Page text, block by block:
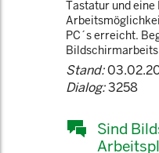
Tastatur und eine
PC´s erreicht.
Stand:
Dialog:3258
Sind